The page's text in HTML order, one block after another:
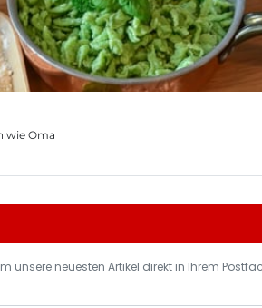
wie Oma
unsere neuesten Artikel direkt in Ihrem